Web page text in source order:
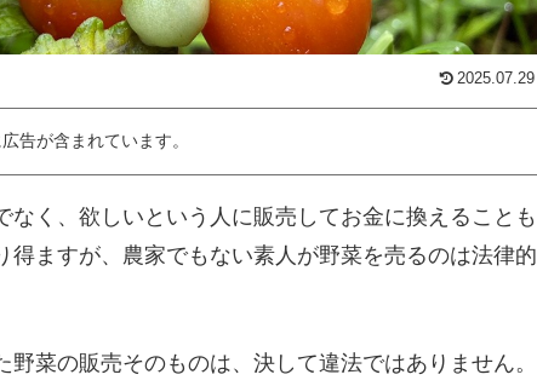
2025.07.29
告が含まれています。
く、欲しいという人に販売してお金に換えることも
ますが、農家でもない素人が野菜を売るのは法律的
菜の販売そのものは、決して違法ではありません。